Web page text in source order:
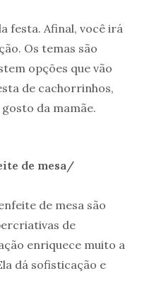
festa. Afinal, você irá
Os temas são
opções que vão
de cachorrinhos,
da mamãe.
de mesa/
de mesa são
de
enriquece muito a
dá sofisticação e